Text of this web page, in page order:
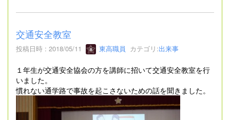
交通安全教室
投稿日時 : 2018/05/11 東高職員 カテゴリ:出来事
１年生が交通安全協会の方を講師に招いて交通安全教室を行
いました。
慣れない通学路で事故を起こさないための話を聞きました。